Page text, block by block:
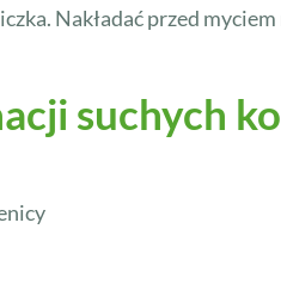
Nakładać przed
suchych